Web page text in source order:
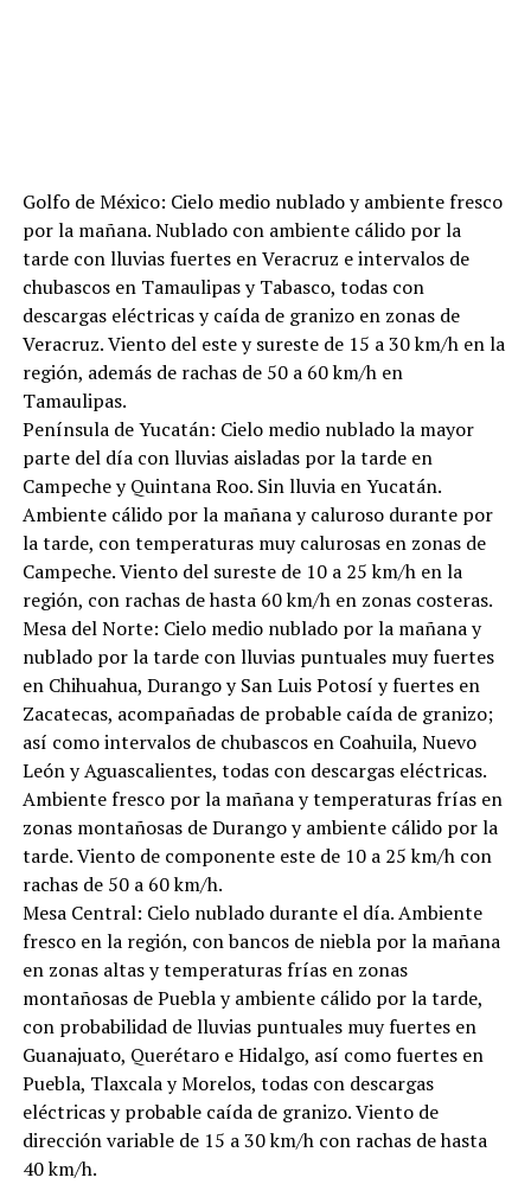
Golfo de México: Cielo medio nublado y ambiente fresco
por la mañana. Nublado con ambiente cálido por la
tarde con lluvias fuertes en Veracruz e intervalos de
chubascos en Tamaulipas y Tabasco, todas con
descargas eléctricas y caída de granizo en zonas de
Veracruz. Viento del este y sureste de 15 a 30 km/h en la
región, además de rachas de 50 a 60 km/h en
Tamaulipas.
Península de Yucatán: Cielo medio nublado la mayor
parte del día con lluvias aisladas por la tarde en
Campeche y Quintana Roo. Sin lluvia en Yucatán.
Ambiente cálido por la mañana y caluroso durante por
la tarde, con temperaturas muy calurosas en zonas de
Campeche. Viento del sureste de 10 a 25 km/h en la
región, con rachas de hasta 60 km/h en zonas costeras.
Mesa del Norte: Cielo medio nublado por la mañana y
nublado por la tarde con lluvias puntuales muy fuertes
en Chihuahua, Durango y San Luis Potosí y fuertes en
Zacatecas, acompañadas de probable caída de granizo;
así como intervalos de chubascos en Coahuila, Nuevo
León y Aguascalientes, todas con descargas eléctricas.
Ambiente fresco por la mañana y temperaturas frías en
zonas montañosas de Durango y ambiente cálido por la
tarde. Viento de componente este de 10 a 25 km/h con
rachas de 50 a 60 km/h.
Mesa Central: Cielo nublado durante el día. Ambiente
fresco en la región, con bancos de niebla por la mañana
en zonas altas y temperaturas frías en zonas
montañosas de Puebla y ambiente cálido por la tarde,
con probabilidad de lluvias puntuales muy fuertes en
Guanajuato, Querétaro e Hidalgo, así como fuertes en
Puebla, Tlaxcala y Morelos, todas con descargas
eléctricas y probable caída de granizo. Viento de
dirección variable de 15 a 30 km/h con rachas de hasta
40 km/h.